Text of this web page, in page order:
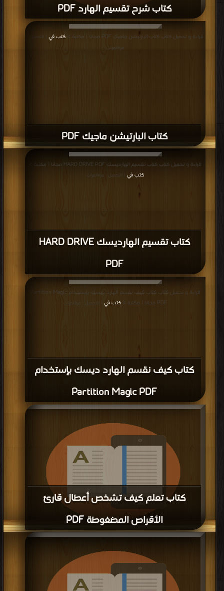
كتاب شرح تقسيم الهارد PDF
قراءة و تحميل كتاب كتاب شرح تقسيم الهارد PDF مجانا | مكتبة >
| التحميل
: مرة/مرات
كتاب البارتيشن ماجيك PDF
قراءة و تحميل كتاب كتاب البارتيشن ماجيك PDF مجانا | مكتبة > كتب في
| التحميل :
مرة/مرات
كتاب تقسيم الهارديسك HARD DRIVE
PDF
قراءة و تحميل كتاب كتاب تقسيم الهارديسك HARD DRIVE PDF مجانا | مكتبة >
كتب في
| التحميل : مرة/مرات
كتاب كيف نقسم الهارد ديسك بإستخدام
Partition Magic PDF
قراءة و تحميل كتاب كتاب كيف نقسم الهارد ديسك بإستخدام Partition Magic
PDF مجانا | مكتبة >
كتب في | التحميل : مرة/مرات
كتاب تعلم كيف تشخص أعطال قارئ
الأقراص المضغوطة PDF
قراءة و تحميل كتاب كتاب تعلم كيف تشخص أعطال قارئ الأقراص المضغوطة PDF
كتب في تحميل| التحميل : مرة/مرات